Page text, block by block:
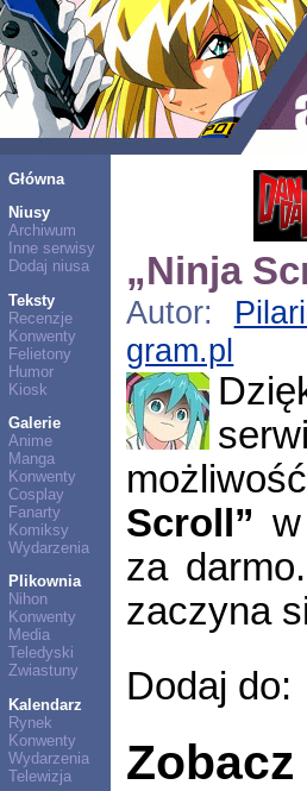
Główna
Niusy
Archiwum
Inne serwisy
Dodaj niusa
Teksty
Recenzje
Konwenty
Felietony
Humor
Kiosk
Galerie
Anime
Manga
Konwenty
Cosplay
Fanarty
Komiksy
Wydarzenia
Plikownia
Nihon
Konwenty
Media
Teledyski
Zwiastuny
Kalendarz
Rynek
Konwenty
Wydarzenia
Telewizja
„Ninja
Autor:
gram.pl
Scroll”
za
zaczyna
Dodaj do: